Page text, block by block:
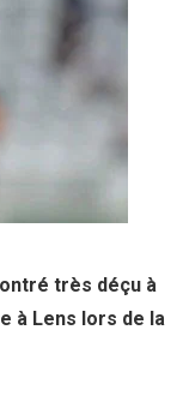
très déçu à
à Lens lors de la